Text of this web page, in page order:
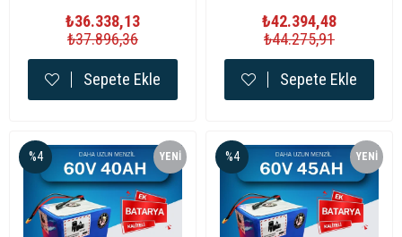
₺36.338,13
₺37.896,36
Sepete Ekle
₺42.394,48
₺44.275,91
Sepete Ekle
%4 YENI
ÜRÜN
%4 YENI
ÜRÜN